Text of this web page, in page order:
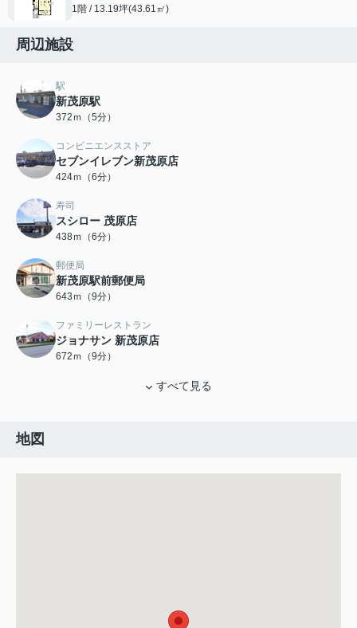
1階 / 13.19坪(43.61㎡)
周辺施設
駅
新茂原駅
372ｍ（5分）
コンビニエンスストア
セブンイレブン新茂原店
424ｍ（6分）
寿司
スシロー 茂原店
438ｍ（6分）
郵便局
新茂原駅前郵便局
643ｍ（9分）
ファミリーレストラン
ジョナサン 新茂原店
672ｍ（9分）
すべて見る
地図